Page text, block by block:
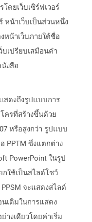
ดยเว็บเซิร์ฟเวอร์
หน้าเว็บเป็นส่วนหนึ่ง
หน้าเว็บภายใต้ชื่อ
บเปรียบเสมือนคำ
งสือ
สดงถึงรูปแบบการ
ครที่สร้างขึ้นด้วย
หรือสูงกว่า รูปแบบ
PPTM ซึ่งแตกต่าง
PowerPoint ในรูป
ใช้เป็นสไลด์โชว์
จะแสดงสไลด์
เดิมในการแสดง
างเดียวโดยค่าเริ่ม